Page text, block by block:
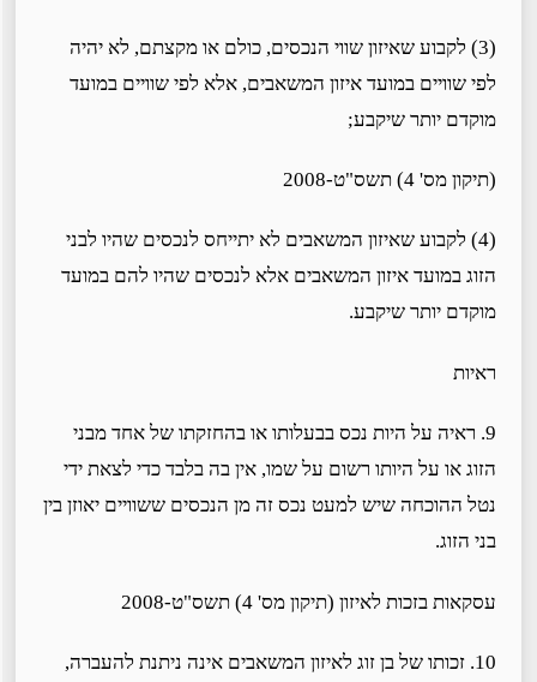
(3) לקבוע שאיזון שווי הנכסים, כולם או מקצתם, לא יהיה
לפי שוויים במועד איזון המשאבים, אלא לפי שוויים במועד
מוקדם יותר שיקבע;
(תיקון מס' 4) תשס"ט-2008
(4) לקבוע שאיזון המשאבים לא יתייחס לנכסים שהיו לבני
הזוג במועד איזון המשאבים אלא לנכסים שהיו להם במועד
מוקדם יותר שיקבע.
ראיות
9. ראיה על היות נכס בבעלותו או בהחזקתו של אחד מבני
הזוג או על היותו רשום על שמו, אין בה בלבד כדי לצאת ידי
נטל ההוכחה שיש למעט נכס זה מן הנכסים ששוויים יאוזן בין
בני הזוג.
עסקאות בזכות לאיזון (תיקון מס' 4) תשס"ט-2008
10. זכותו של בן זוג לאיזון המשאבים אינה ניתנת להעברה,